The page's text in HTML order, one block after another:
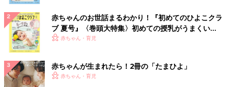
赤ちゃんのお世話まるわかり！『初めてのひよこクラ
ブ 夏号』〈巻頭大特集〉初めての授乳がうまくい
く！ おっぱい・ミルクの基本と夏のトラブル 解決テ
赤ちゃん・育児
赤ちゃんが生まれたら！2冊の「たまひよ」
赤ちゃん・育児